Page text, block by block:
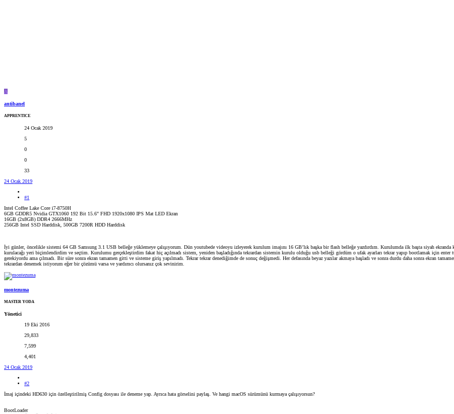
A
antibanel
APPRENTICE
24 Ocak 2019
5
0
0
33
24 Ocak 2019
#1
Intel Coffee Lake Core i7-8750H
6GB GDDR5 Nvidia GTX1060 192 Bit 15.6" FHD 1920x1080 IPS Mat LED Ekran
16GB (2x8GB) DDR4 2666MHz
256GB Intel SSD Harddisk, 500GB 7200R HDD Harddisk
İyi günler, öncelikle sistemi 64 GB Samsung 3.1 USB belleğe yüklemeye çalışıyorum. Dün youtubede videoyu izleyerek kurulum imajını 16 GB’lık başka bir flash belleğe yazdırdım. Kurulumda ilk başta siyah
kurulacağı yeri biçimlendirdim ve seçtim. Kurulumu gerçekleştirdim fakat hiç açılmadı sistem, yeniden başladığında tekrardan sistemin kurulu olduğu usb belleği gördüm o ufak ayarları tekrar yapıp bootlamak için enter
gerekiyordu ama çılmadı. Bir süre sonra ekran tamamen gitti ve sisteme giriş yapılmadı. Tekrar tekrar denediğimde de sonuç değişmedi. Her defasında beyaz yazılar akmaya başladı ve sonra durdu daha sonra ekran
tekrardan denemek istiyorum eğer bir çözümü varsa ve yardımcı olursanız çok sevinirim.
montezuma
MASTER YODA
Yönetici
19 Eki 2016
29,833
7,599
4,401
24 Ocak 2019
#2
İmaj içindeki HD630 için özelleştirilmiş Config dosyası ile deneme yap. Ayrıca hata görselini paylaş. Ve hangi macOS sürümünü kurmaya çalışıyorsun?
BootLoader